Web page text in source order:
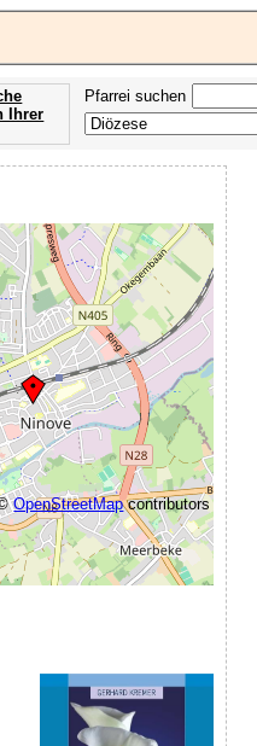
Pfarrei suchen
Ihrer
OpenStreetMapcontributors